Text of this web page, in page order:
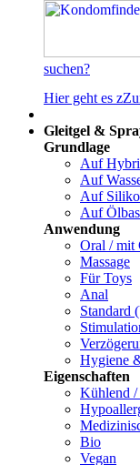
suchen?
Hier geht es zZ
Gleitgel &
Grundlage
Auf
Auf
Auf
Auf
Anwendung
Oral / mit
Massage
Für Toys
Anal
Standard
Hygiene
Eigenschaften
Kühlend /
Bio
Vegan